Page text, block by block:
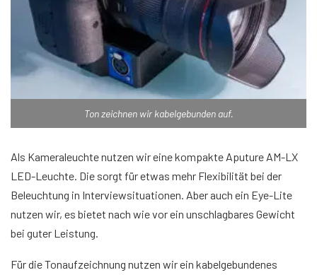
Ton zeichnen wir kabelgebunden auf.
Als Kameraleuchte nutzen wir eine kompakte Aputure AM-LX
LED-Leuchte. Die sorgt für etwas mehr Flexibilität bei der
Beleuchtung in Interviewsituationen. Aber auch ein Eye-Lite
nutzen wir, es bietet nach wie vor ein unschlagbares Gewicht
bei guter Leistung.
Für die Tonaufzeichnung nutzen wir ein kabelgebundenes